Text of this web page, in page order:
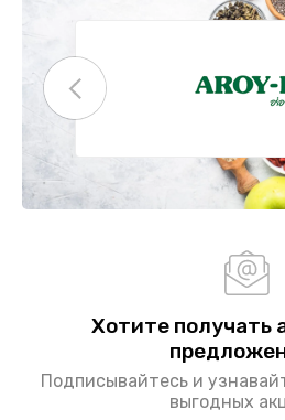
Хотите получать
Подписывайтесь и
выгодных